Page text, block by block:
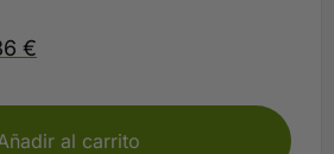
€
al carrito